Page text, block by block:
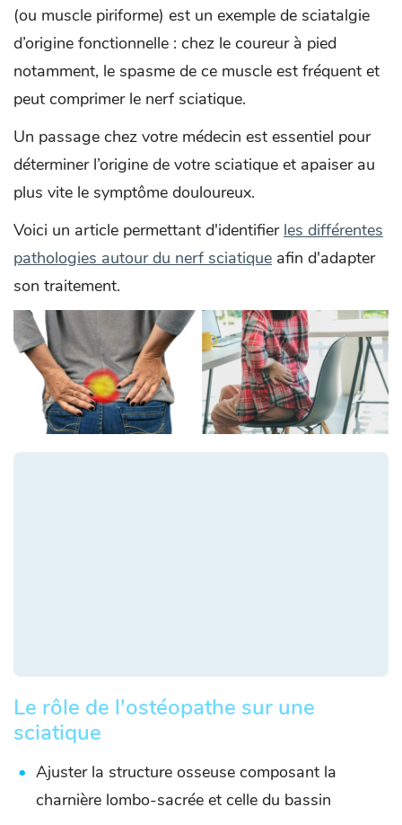
(ou muscle piriforme) est un exemple de sciatalgie
d’origine fonctionnelle : chez le coureur à pied
notamment, le spasme de ce muscle est fréquent et
peut comprimer le nerf sciatique.
Un passage chez votre médecin est essentiel pour
déterminer l’origine de votre sciatique et apaiser au
plus vite le symptôme douloureux.
Voici un article permettant d'identifier les différentes
pathologies autour du nerf sciatique afin d'adapter
son traitement.
Le rôle de l'ostéopathe sur une
sciatique
Ajuster la structure osseuse composant la
charnière lombo-sacrée et celle du bassin